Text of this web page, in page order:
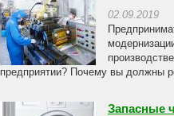
02.09.2019
предприятии? Почему вы должны
Запасные